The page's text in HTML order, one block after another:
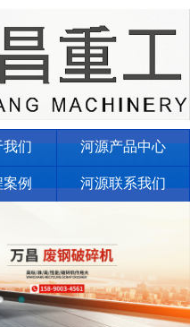
我们 河源产品中心
案例 河源联系我们